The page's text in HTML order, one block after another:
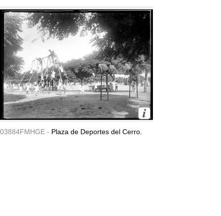
03884FMHGE - Plaza de Deportes del Cerro.